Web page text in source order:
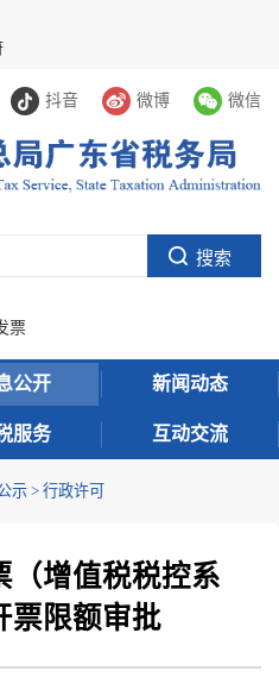
抖音 微博 微信
票
公开 新闻动态
服务 互动交流
示 > 行政许可
（增值税税控系
票限额审批